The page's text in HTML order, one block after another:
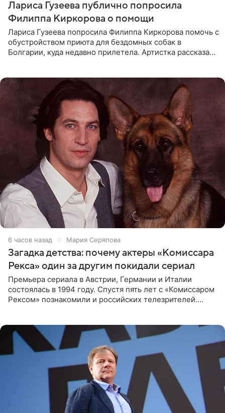
Лариса Гузеева публично попросила
Филиппа Киркорова о помощи
Лариса Гузеева попросила Филиппа Киркорова помочь с
обустройством приюта для бездомных собак в
Болгарии, куда недавно прилетела. Артистка рассказала
6 часов назад Мария Серяпова
Загадка детства: почему актеры «Комиссара
Рекса» один за другим покидали сериал
Премьера сериала в Австрии, Германии и Италии
состоялась в 1994 году. Спустя пять лет с «Комиссаром
Рексом» познакомили и российских телезрителей.